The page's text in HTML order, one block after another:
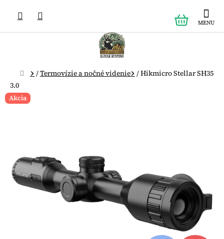
obsah
KOŠÍK
Domov
/Termovízie a nočné videnie /Hikmicro Stellar SH35
3.0
Akcia